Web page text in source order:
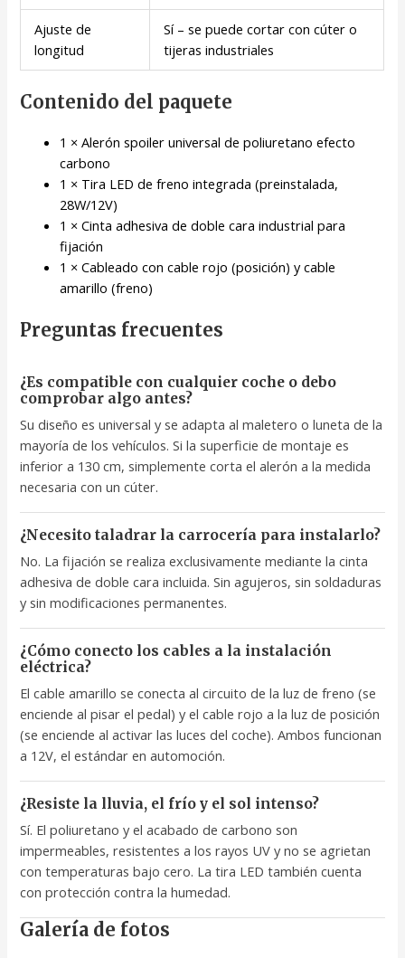
Ajuste de
longitud
Sí – se puede cortar con cúter o
tijeras industriales
Contenido del paquete
1 × Alerón spoiler universal de poliuretano efecto
carbono
1 × Tira LED de freno integrada (preinstalada,
28W/12V)
1 × Cinta adhesiva de doble cara industrial para
fijación
1 × Cableado con cable rojo (posición) y cable
amarillo (freno)
Preguntas frecuentes
¿Es compatible con cualquier coche o debo
comprobar algo antes?
Su diseño es universal y se adapta al maletero o luneta de la
mayoría de los vehículos. Si la superficie de montaje es
inferior a 130 cm, simplemente corta el alerón a la medida
necesaria con un cúter.
¿Necesito taladrar la carrocería para instalarlo?
No. La fijación se realiza exclusivamente mediante la cinta
adhesiva de doble cara incluida. Sin agujeros, sin soldaduras
y sin modificaciones permanentes.
¿Cómo conecto los cables a la instalación
eléctrica?
El cable amarillo se conecta al circuito de la luz de freno (se
enciende al pisar el pedal) y el cable rojo a la luz de posición
(se enciende al activar las luces del coche). Ambos funcionan
a 12V, el estándar en automoción.
¿Resiste la lluvia, el frío y el sol intenso?
Sí. El poliuretano y el acabado de carbono son
impermeables, resistentes a los rayos UV y no se agrietan
con temperaturas bajo cero. La tira LED también cuenta
con protección contra la humedad.
Galería de fotos